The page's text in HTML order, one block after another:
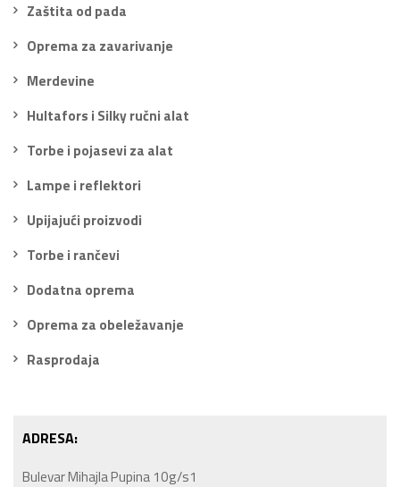
Zaštita od pada
Oprema za zavarivanje
Merdevine
Hultafors i Silky ručni alat
Torbe i pojasevi za alat
Lampe i reflektori
Upijajući proizvodi
Torbe i rančevi
Dodatna oprema
Oprema za obeležavanje
Rasprodaja
ADRESA:
Bulevar Mihajla Pupina 10g/s1